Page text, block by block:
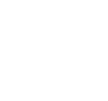
Pour
"Green